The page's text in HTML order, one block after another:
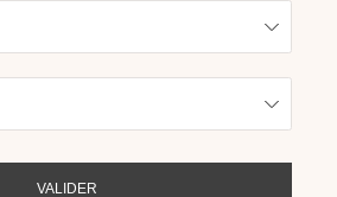
Trouvez
nos collections
RECEVOIR LE